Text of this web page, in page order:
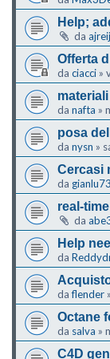
Help;
da
Offerta
da ciacci »
da nafta »
posa
da nysn »
Cercasi
da gianlu73
real-
da
Help
da
daflender »
Octane
da salva »
C4D